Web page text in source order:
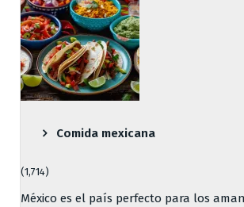
Comida mexicana
(1,714)
México es el país perfecto para los